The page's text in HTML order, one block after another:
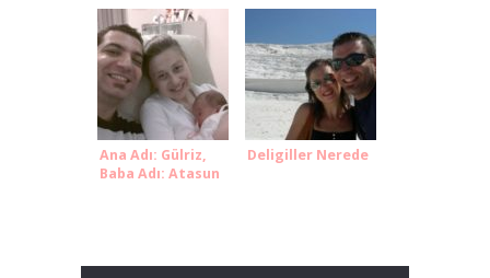
Ana Adı: Gülriz,
Baba Adı: Atasun
Deligiller Nerede